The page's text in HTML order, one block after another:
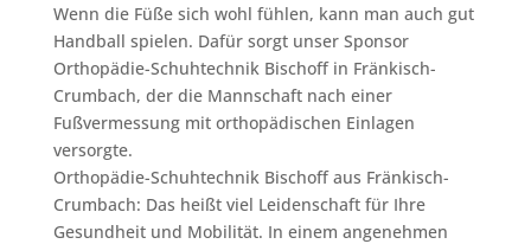
Wenn die Füße sich wohl fühlen, kann man auch gut
Handball spielen. Dafür sorgt unser Sponsor
Orthopädie-Schuhtechnik Bischoff in Fränkisch-
Crumbach, der die Mannschaft nach einer
Fußvermessung mit orthopädischen Einlagen
versorgte.
Orthopädie-Schuhtechnik Bischoff aus Fränkisch-
Crumbach: Das heißt viel Leidenschaft für Ihre
Gesundheit und Mobilität. In einem angenehmen